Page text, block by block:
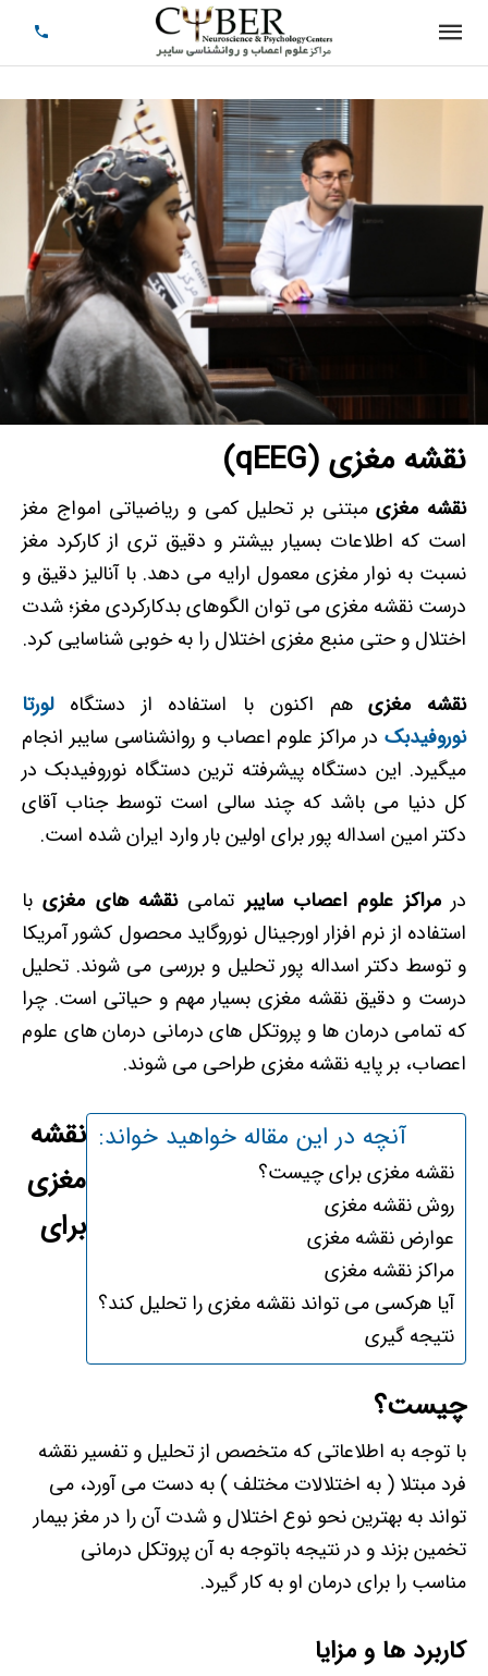
نقشه مغزی (qEEG)
نقشه مغزیمبتنی بر تحلیل کمی و ریاضیاتی امواج مغز
است که اطلاعات بسیار بیشتر و دقیق تری از کارکرد مغز
نسبت به نوار مغزی معمول ارایه می دهد. با آنالیز دقیق و
درست نقشه مغزی می توان الگوهای بدکارکردی مغز؛ شدت
اختلال و حتی منبع مغزی اختلال را به خوبی شناسایی کرد.
نقشه مغزیهم اکنون با استفاده از دستگاه لورتا
نوروفیدبک در مراکز علوم اعصاب و روانشناسی سایبر انجام
میگیرد. این دستگاه پیشرفته ترین دستگاه نوروفیدبک در
کل دنیا می باشد که چند سالی است توسط جناب آقای
دکتر امین اسداله پور برای اولین بار وارد ایران شده است.
درمراکز علوم اعصاب سایبر تمامینقشه های مغزیبا
استفاده از نرم افزار اورجینال نوروگاید محصول کشور آمریکا
و توسط دکتر اسداله پور تحلیل و بررسی می شوند. تحلیل
درست و دقیق نقشه مغزی بسیار مهم و حیاتی است. چرا
که تمامی درمان ها و پروتکل های درمانی درمان های علوم
اعصاب، بر پایه نقشه مغزی طراحی می شوند.
آنچه در این مقاله خواهید خواند:
نقشه مغزی برای چیست؟
روش نقشه مغزی
عوارض نقشه مغزی
مراکز نقشه مغزی
آیا هرکسی می تواند نقشه مغزی را تحلیل کند؟
نتیجه گیری
نقشه
مغزی
برای
چیست؟
با توجه به اطلاعاتی که متخصص از تحلیل و تفسیر نقشه
فرد مبتلا ( به اختلالات مختلف ) به دست می آورد، می
تواند به بهترین نحو نوع اختلال و شدت آن را در مغز بیمار
تخمین بزند و در نتیجه باتوجه به آن پروتکل درمانی
مناسب را برای درمان او به کار گیرد.
کاربرد ها و مزایا